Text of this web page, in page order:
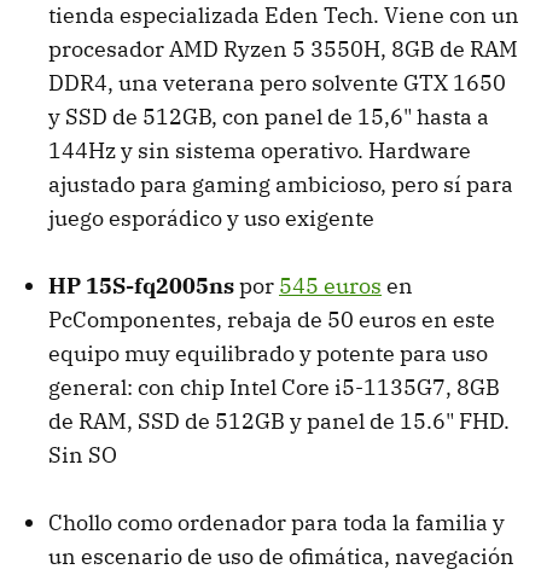
tienda especializada Eden Tech. Viene con un
procesador AMD Ryzen 5 3550H, 8GB de RAM
DDR4, una veterana pero solvente GTX 1650
y SSD de 512GB, con panel de 15,6" hasta a
144Hz y sin sistema operativo. Hardware
ajustado para gaming ambicioso, pero sí para
juego esporádico y uso exigente
HP 15S-fq2005nspor 545 euros en
PcComponentes, rebaja de 50 euros en este
equipo muy equilibrado y potente para uso
general: con chip Intel Core i5-1135G7, 8GB
de RAM, SSD de 512GB y panel de 15.6" FHD.
Sin SO
Chollo como ordenador para toda la familia y
un escenario de uso de ofimática, navegación